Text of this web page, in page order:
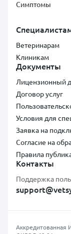
Симптомы
Ветеринарам
Клиникам
Документы
Лицензионный
Договор услуг
Условия для
Заявка на
Согласие на
Правила
Контакты
Поддержка